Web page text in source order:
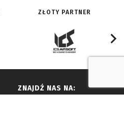
ZŁOTY PARTNER
ZNAJDŹ NAS NA: